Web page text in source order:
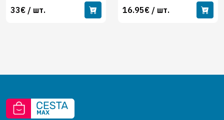
33€ / шт. 16.95€ / шт.